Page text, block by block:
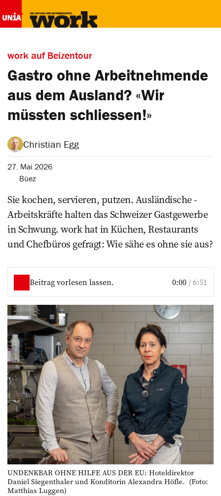
work auf Beizentour
Gastro ohne Arbeitnehmende
aus dem Ausland? «Wir
müssten schliessen!»
Christian Egg
27. Mai 2026
Büez
Sie kochen, servieren, ­putzen. Ausländische ­
Arbeitskräfte halten das Schweizer Gastgewerbe
in Schwung. work hat in ­Küchen, Restaurants
und Chefbüros gefragt: Wie sähe es ohne sie aus?
Beitrag vorlesen lassen. 0:00 /6:51
UNDENKBAR OHNE HILFE AUS DER EU: Hoteldirektor
Daniel Siegenthaler und ­Konditorin Alexandra Höfle. (Foto:
Matthias Luggen)